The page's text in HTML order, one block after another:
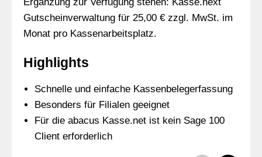
Gutscheinverwaltung für 25,00 € zzgl. MwSt. im
Monat pro Kassenarbeitsplatz.
Highlights
Schnelle und einfache Kassenbelegerfassung
Besonders für Filialen geeignet
Für die abacus Kasse.net ist kein Sage 100
Client erforderlich